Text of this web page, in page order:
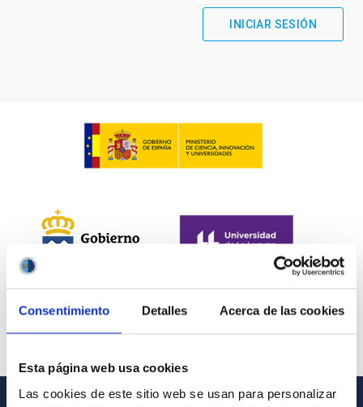
Consentimiento Detalles Acerca de las cookies
Esta página web usa cookies
Las cookies de este sitio web se usan para personalizar